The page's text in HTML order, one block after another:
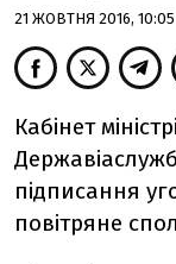
21 ЖОВТНЯ 2016, 10:05
Кабінет
підписання
повітряне